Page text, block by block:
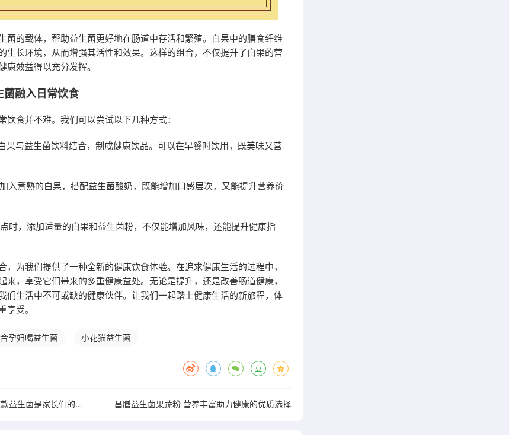
菌的载体，帮助益生菌更好地在肠道中存活和繁殖。白果中的膳食纤维
生长环境，从而增强其活性和效果。这样的组合，不仅提升了白果的营
康效益得以充分发挥。
菌融入日常饮食
饮食并不难。我们可以尝试以下几种方式：
果与益生菌饮料结合，制成健康饮品。可以在早餐时饮用，既美味又营
入煮熟的白果，搭配益生菌酸奶，既能增加口感层次，又能提升营养价
时，添加适量的白果和益生菌粉，不仅能增加风味，还能提升健康指
，为我们提供了一种全新的健康饮食体验。在追求健康生活的过程中，
来，享受它们带来的多重健康益处。无论是提升，还是改善肠道健康，
们生活中不可或缺的健康伙伴。让我们一起踏上健康生活的新旅程，体
享受。
孕妇喝益生菌 小花猫益生菌
让宝宝从小轻松成长，这款益生菌是家长们的新宠 昌膳益生菌果蔬粉 营养丰富助力健康的优质选择